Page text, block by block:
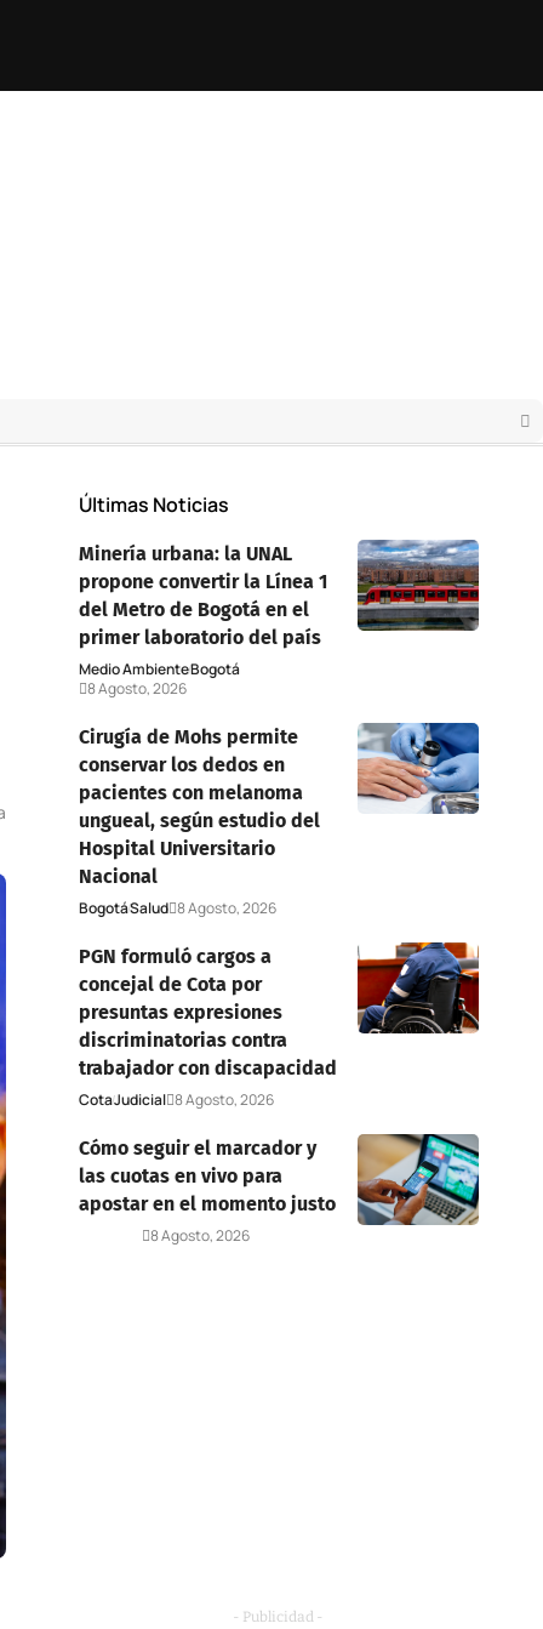
Últimas Noticias
Minería urbana: la UNAL
propone convertir la Línea 1
del Metro de Bogotá en el
primer laboratorio del país
Medio AmbienteBogotá
8 Agosto, 2026
Cirugía de Mohs permite
conservar los dedos en
pacientes con melanoma
ungueal, según estudio del
Hospital Universitario
Nacional
BogotáSalud 8 Agosto, 2026
PGN formuló cargos a
concejal de Cota por
presuntas expresiones
discriminatorias contra
trabajador con discapacidad
CotaJudicial 8 Agosto, 2026
Cómo seguir el marcador y
las cuotas en vivo para
apostar en el momento justo
8 Agosto, 2026
- Publicidad -